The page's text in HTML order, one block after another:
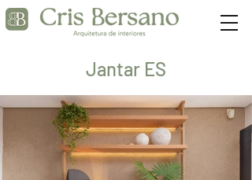
Jantar ES